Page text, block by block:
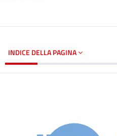
INDICE DELLA PAGINA